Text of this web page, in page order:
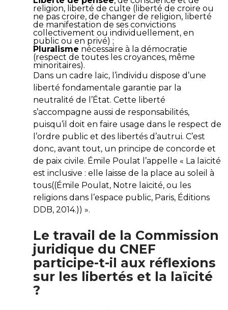
religion, liberté de culte (liberté de croire ou
ne pas croire, de changer de religion, liberté
de manifestation de ses convictions
collectivement ou individuellement, en
public ou en privé) ;
Pluralisme nécessaire à la démocratie
(respect de toutes les croyances, même
minoritaires).
Dans un cadre laïc, l’individu dispose d’une
liberté fondamentale garantie par la
neutralité de l’État. Cette liberté
s’accompagne aussi de responsabilités,
puisqu’il doit en faire usage dans le respect de
l’ordre public et des libertés d’autrui. C’est
donc, avant tout, un principe de concorde et
de paix civile. Émile Poulat l’appelle « La laïcité
est inclusive : elle laisse de la place au soleil à
tous((Émile Poulat, Notre laïcité, ou les
religions dans l’espace public, Paris, Éditions
DDB, 2014.)) ».
Le travail de la Commission
juridique du CNEF
participe-t-il aux réflexions
sur les libertés et la laïcité
?